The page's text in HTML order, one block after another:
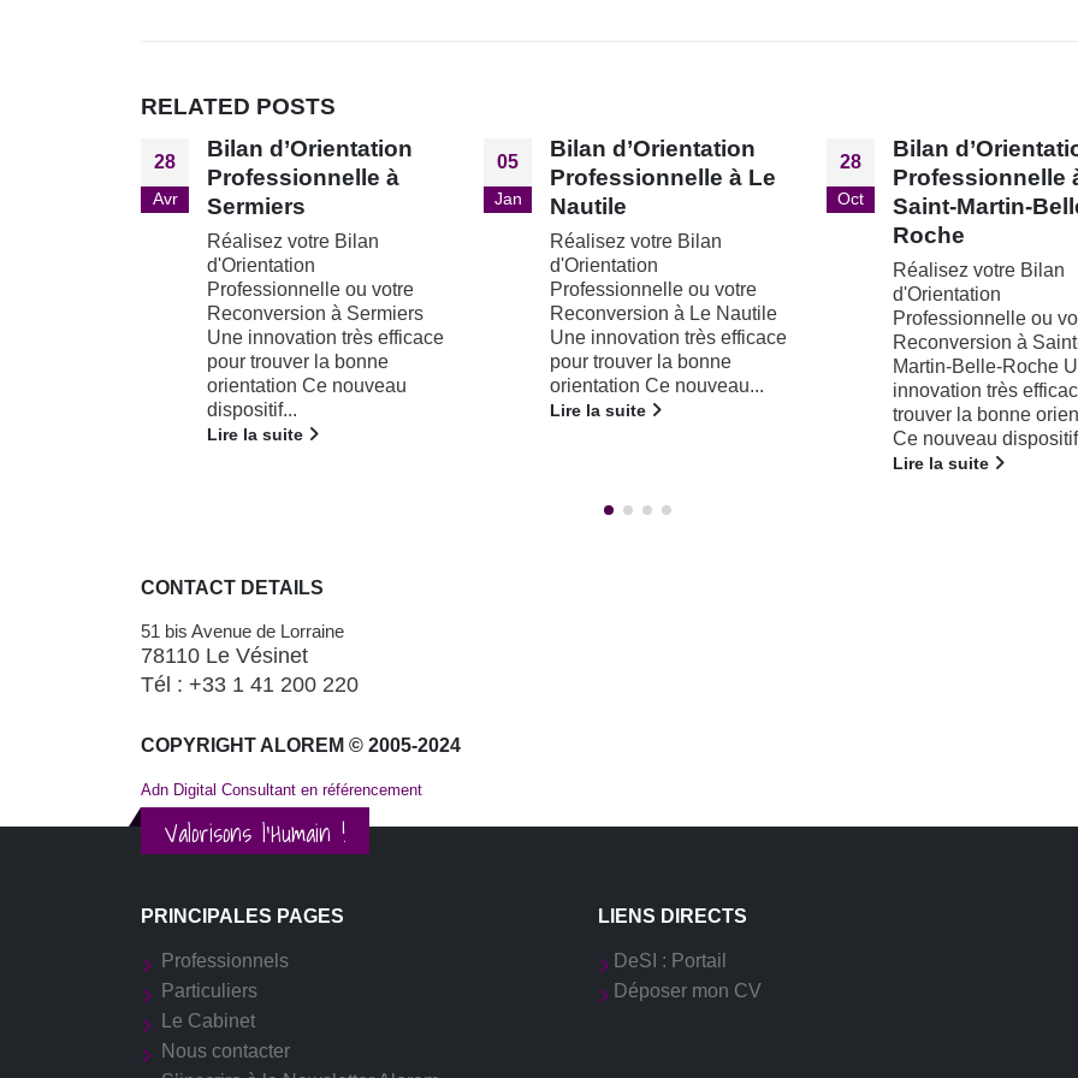
RELATED POSTS
05
Jan
Bilan d’Orientation
Professionnelle à Le
Nautile
Réalisez votre Bilan
d'Orientation
Professionnelle ou votre
Reconversion à Le Nautile
Une innovation très efficace
pour trouver la bonne
orientation Ce nouveau...
Lire la suite
28
Oct
Bilan d’Orientation
Professionnelle à
Saint-Martin-Belle-
Roche
Réalisez votre Bilan
d'Orientation
Professionnelle ou votre
Reconversion à Saint-
Martin-Belle-Roche Une
innovation très efficace pour
trouver la bonne orientation
30
Mar
Bilan
Professionnelle
Mogneneins
Réalisez votre Bilan
d'Orientation
Professionnelle ou
Reconversion à
Mogneneins Une
très efficace pour
bonne orientation Ce
nouveau dispositif...
Lire la suite
CONTACT DETAILS
51 bis Avenue de Lorraine
78110 Le Vésinet
Tél : +33 1 41 200 220
COPYRIGHT ALOREM © 2005-2024
Adn Digital Consultant en référencement
Valorisons l'Humain !
PRINCIPALES PAGES
Professionnels
Particuliers
Le Cabinet
Nous contacter
LIENS DIRECTS
DeSI : Portail
Déposer mon CV